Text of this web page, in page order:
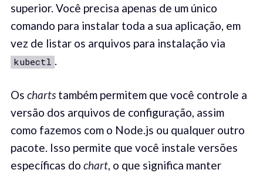
superior. Você precisa apenas de um único
comando para instalar toda a sua aplicação, em
vez de listar os arquivos para instalação via
kubectl .
Os chartstambém permitem que você controle a
versão dos arquivos de configuração, assim
como fazemos com o Node.js ou qualquer outro
pacote. Isso permite que você instale versões
específicas do chart, o que significa manter